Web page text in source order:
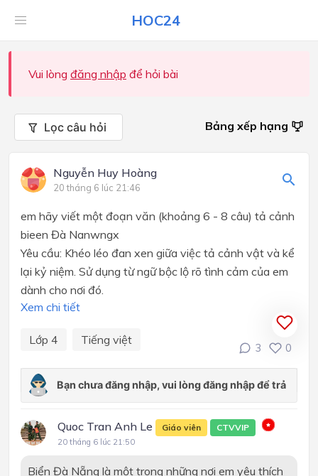
HOC24
Vui lòng đăng nhập để hỏi bài
Lọc câu hỏi Bảng xếp hạng
Nguyễn Huy Hoàng
20 tháng 6 lúc 21:46
em hãy viết một đoạn văn (khoảng 6 - 8 câu) tả cảnh
bieen Đà Nanwngx
Yêu cầu: Khéo léo đan xen giữa việc tả cảnh vật và kể
lại kỷ niệm. Sử dụng từ ngữ bộc lộ rõ tình cảm của em
dành cho nơi đó.
Xem chi tiết
Lớp 4 Tiếng việt
3 0
Quoc Tran Anh Le Giáo viên CTVVIP
20 tháng 6 lúc 21:50
Biển Đà Nẵng là một trong những nơi em yêu thích